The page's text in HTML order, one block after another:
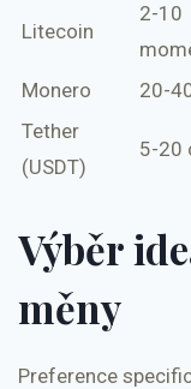
Litecoin
2-10
Monero 20-
Tether
(USDT)
5-20
Výběr
měny
Preference